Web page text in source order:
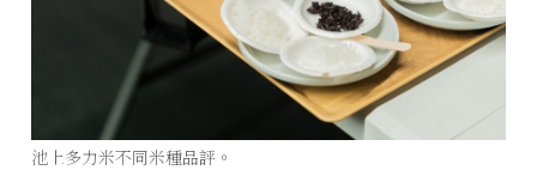
池上多力米不同米種品評。